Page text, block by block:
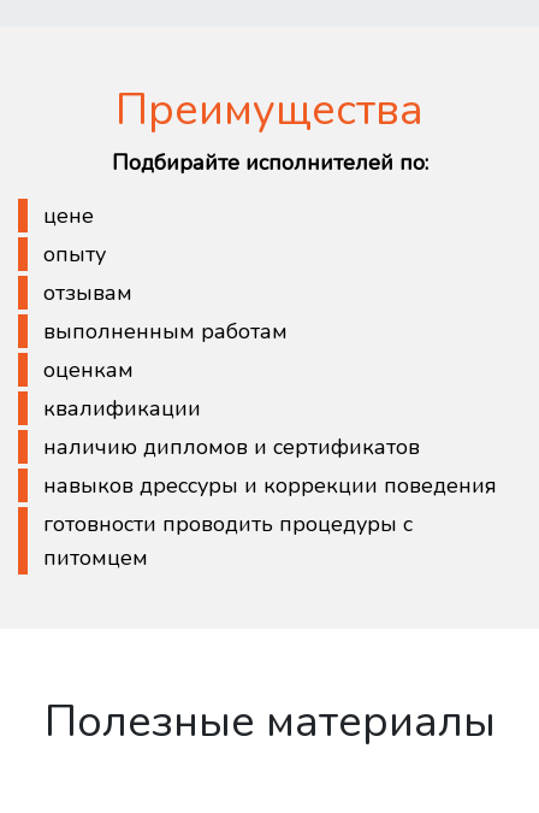
Преимущества
Подбирайте исполнителей по:
цене
опыту
отзывам
выполненным работам
оценкам
квалификации
наличию дипломов и сертификатов
навыков дрессуры и коррекции поведения
готовности проводить процедуры с
питомцем
Полезные материалы